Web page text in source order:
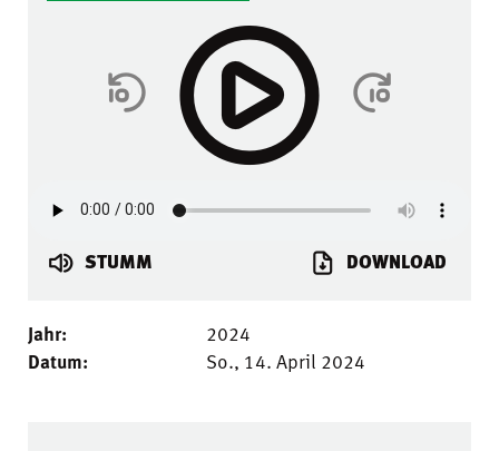
STUMM DOWNLOAD
Jahr:
2024
Datum:
So., 14. April 2024